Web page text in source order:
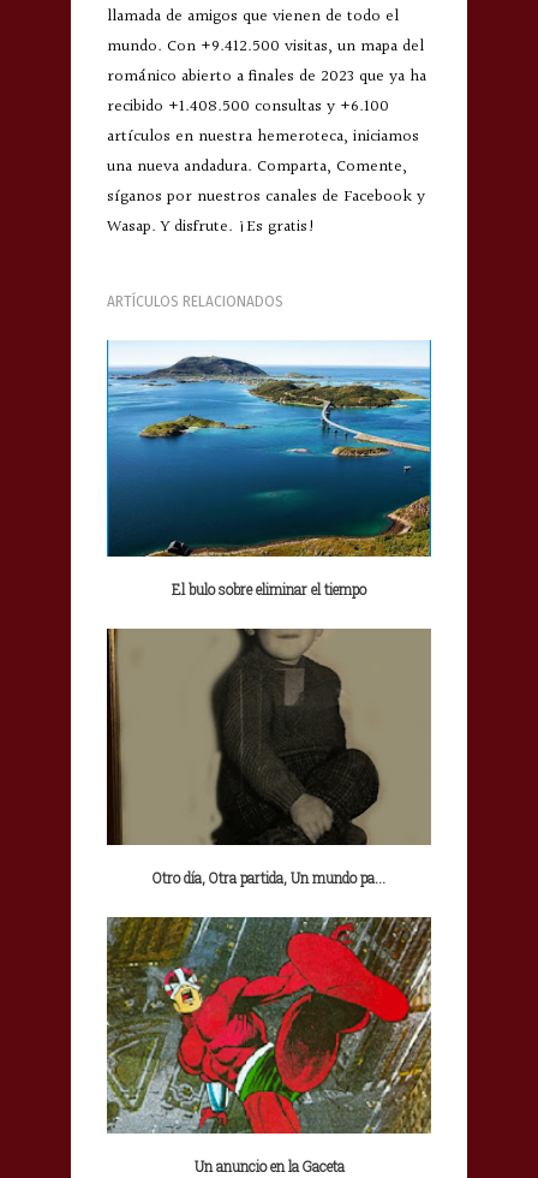
llamada de amigos que vienen de todo el
mundo. Con +9.412.500 visitas, un mapa del
románico abierto a finales de 2023 que ya ha
recibido +1.408.500 consultas y +6.100
artículos en nuestra hemeroteca, iniciamos
una nueva andadura. Comparta, Comente,
síganos por nuestros canales de Facebook y
Wasap. Y disfrute. ¡Es gratis!
ARTÍCULOS RELACIONADOS
El bulo sobre eliminar el tiempo
Otro día, Otra partida, Un mundo pa...
Un anuncio en la Gaceta